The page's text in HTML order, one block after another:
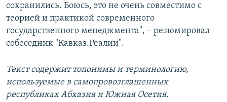
сохранились. Боюсь, это не очень совместимо с
теорией и практикой современного
государственного менеджмента", – резюмировал
собеседник "Кавказ.Реалии".
Текст содержит топонимы и терминологию,
используемые в самопровозглашенных
республиках Абхазия и Южная Осетия.